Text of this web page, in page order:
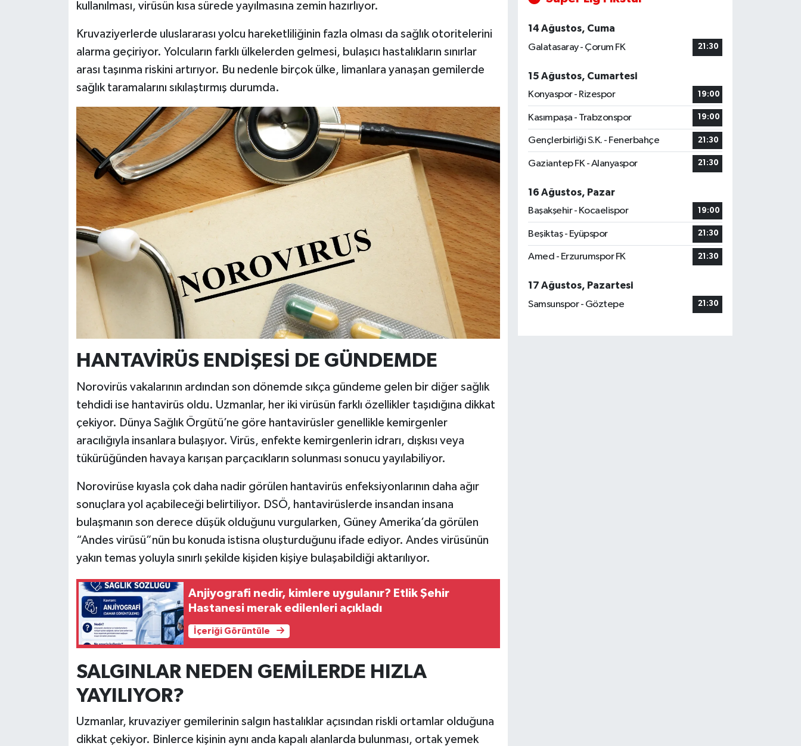
kullanılması, virüsün kısa sürede yayılmasına zemin hazırlıyor.
Kruvaziyerlerde uluslararası yolcu hareketliliğinin fazla olması da sağlık otoritelerini
alarma geçiriyor. Yolcuların farklı ülkelerden gelmesi, bulaşıcı hastalıkların sınırlar
arası taşınma riskini artırıyor. Bu nedenle birçok ülke, limanlara yanaşan gemilerde
sağlık taramalarını sıkılaştırmış durumda.
HANTAVİRÜS ENDİŞESİ DE GÜNDEMDE
Norovirüs vakalarının ardından son dönemde sıkça gündeme gelen bir diğer sağlık
tehdidi ise hantavirüs oldu. Uzmanlar, her iki virüsün farklı özellikler taşıdığına dikkat
çekiyor. Dünya Sağlık Örgütü’ne göre hantavirüsler genellikle kemirgenler
aracılığıyla insanlara bulaşıyor. Virüs, enfekte kemirgenlerin idrarı, dışkısı veya
tükürüğünden havaya karışan parçacıkların solunması sonucu yayılabiliyor.
Norovirüse kıyasla çok daha nadir görülen hantavirüs enfeksiyonlarının daha ağır
sonuçlara yol açabileceği belirtiliyor. DSÖ, hantavirüslerde insandan insana
bulaşmanın son derece düşük olduğunu vurgularken, Güney Amerika’da görülen
“Andes virüsü”nün bu konuda istisna oluşturduğunu ifade ediyor. Andes virüsünün
yakın temas yoluyla sınırlı şekilde kişiden kişiye bulaşabildiği aktarılıyor.
Anjiyografi nedir, kimlere uygulanır? Etlik Şehir
Hastanesi merak edilenleri açıkladı
İçeriği Görüntüle
SALGINLAR NEDEN GEMİLERDE HIZLA
YAYILIYOR?
Uzmanlar, kruvaziyer gemilerinin salgın hastalıklar açısından riskli ortamlar olduğuna
dikkat çekiyor. Binlerce kişinin aynı anda kapalı alanlarda bulunması, ortak yemek
14 Ağustos, Cuma
Galatasaray - Çorum FK
21:30
15 Ağustos, Cumartesi
Konyaspor - Rizespor
19:00
Kasımpaşa - Trabzonspor 19:00
Gençlerbirliği S.K. - Fenerbahçe 21:30
Gaziantep FK - Alanyaspor 21:30
16 Ağustos, Pazar
Başakşehir - Kocaelispor
19:00
Beşiktaş - Eyüpspor 21:30
Amed - Erzurumspor FK 21:30
17 Ağustos, Pazartesi
Samsunspor - Göztepe
21:30